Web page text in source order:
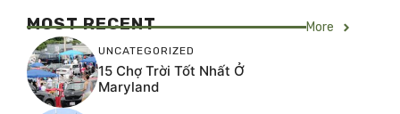
MOST RECENT More
UNCATEGORIZED
15 Chợ Trời Tốt Nhất Ở
Maryland